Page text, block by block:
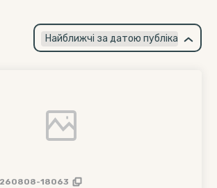
×
Найближчі за датою публікації
18063